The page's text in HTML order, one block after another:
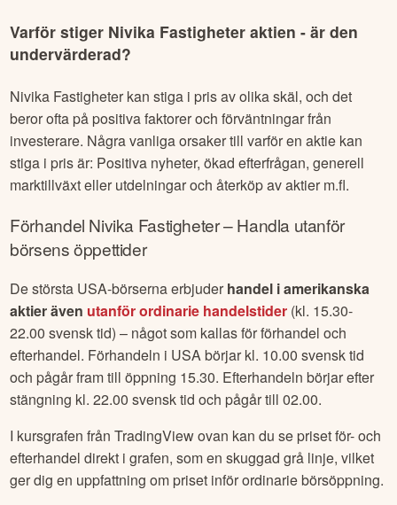
Varför stiger Nivika Fastigheter aktien - är den
undervärderad?
Nivika Fastigheter kan stiga i pris av olika skäl, och det
beror ofta på positiva faktorer och förväntningar från
investerare. Några vanliga orsaker till varför en aktie kan
stiga i pris är: Positiva nyheter, ökad efterfrågan, generell
marktillväxt eller utdelningar och återköp av aktier m.fl.
Förhandel Nivika Fastigheter– Handla utanför
börsens öppettider
De största USA-börserna erbjuder handel i amerikanska
aktier även utanför ordinarie handelstider (kl. 15.30-
22.00 svensk tid) – något som kallas för förhandel och
efterhandel. Förhandeln i USA börjar kl. 10.00 svensk tid
och pågår fram till öppning 15.30. Efterhandeln börjar efter
stängning kl. 22.00 svensk tid och pågår till 02.00.
I kursgrafen från TradingView ovan kan du se priset för- och
efterhandel direkt i grafen, som en skuggad grå linje, vilket
ger dig en uppfattning om priset inför ordinarie börsöppning.